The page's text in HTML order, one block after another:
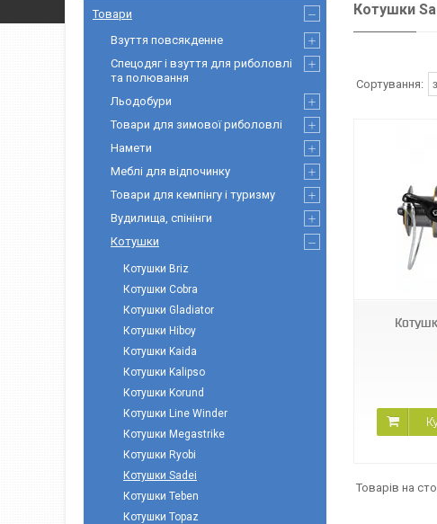
Котушки
142937 140205
Товари
Взуття повсякденне
Спецодяг і взуття для риболовлі
та полювання
Льодобури
Товари для зимової риболовлі
Намети
Меблі для відпочинку
Товари для кемпінгу і туризму
Вудилища, спінінги
Котушки
Котушки Briz
Котушки Cobra
Котушки Gladiator
Котушки Hiboy
Котушки Kaida
Котушки Kalipso
Котушки Korund
Котушки Line Winder
Котушки Megastrike
Котушки Ryobi
Котушки Sadei
Котушки Teben
Котушки Topaz